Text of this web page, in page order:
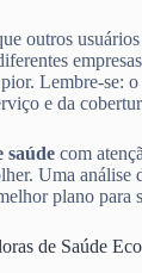
outros usuários
Lembre-se:
e da
saúde com
Uma análise
plano para
de Saúde